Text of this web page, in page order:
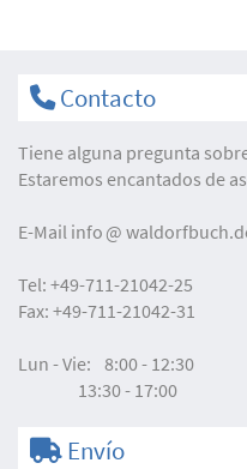
Contacto
Tiene alguna pregunta
Estaremos encantados de
E-Mail info
Tel: +49-711-21042-25
Fax: +49-711-21042-31
Lun - Vie: 8:00 - 12:30
13:30 - 17:00
Envío